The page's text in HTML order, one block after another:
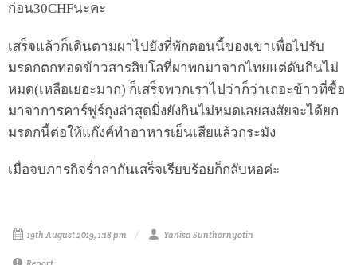
ก่อน30CHFนะคะ
เสร็จแล้วก็เดินตามผาไปยังที่พักตอนนี้ของเขาเพื่อไปรับ
มรดกตกทอดข้าวสารสิบโลที่ผาพกมาจากไทยแต่ดันกินไม่
หมด(เหลือเยอะมาก) ก็เสร็จพวกเราไปว่าก็ว่าเถอะข้าวที่ซื้อ
มาจาการคาร์ฟูร์ถุงล่าสุดมิ่งยังกินไม่หมดเลยสงสัยจะได้ยก
มรดกนี้ต่อให้แก๊งค์ทำอาหารเย็นเสียแล้วกระมัง
เมื่อจบภารกิจร่ำลากันเสร็จเรียบร้อยก็กลับหอค่ะ
19th August 2019, 1:18 pm Yanisa Sunthornyotin